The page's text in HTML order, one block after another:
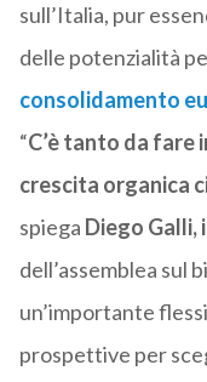
sull’Italia, pur
delle potenzialità
consolidamento
“C’è tanto da fare
crescita organica
spiega Diego
dell’assemblea sul
un’importante
prospettive per